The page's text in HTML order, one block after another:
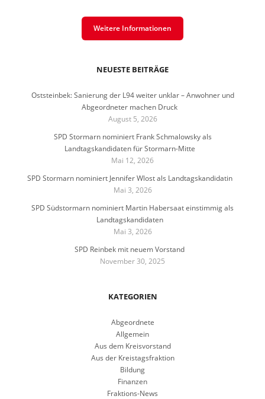
Weitere Informationen
NEUESTE BEITRÄGE
Oststeinbek: Sanierung der L94 weiter unklar – Anwohner und
Abgeordneter machen Druck
August 5, 2026
SPD Stormarn nominiert Frank Schmalowsky als
Landtagskandidaten für Stormarn-Mitte
Mai 12, 2026
SPD Stormarn nominiert Jennifer Wlost als Landtagskandidatin
Mai 3, 2026
SPD Südstormarn nominiert Martin Habersaat einstimmig als
Landtagskandidaten
Mai 3, 2026
SPD Reinbek mit neuem Vorstand
November 30, 2025
KATEGORIEN
Abgeordnete
Allgemein
Aus dem Kreisvorstand
Aus der Kreistagsfraktion
Bildung
Finanzen
Fraktions-News